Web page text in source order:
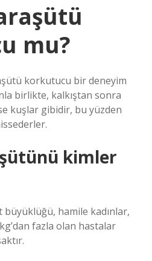
mu?
korkutucu bir deneyim
birlikte, kalkıştan sonra
kuşlar gibidir, bu yüzden
kimler
büyüklüğü, hamile kadınlar,
fazla olan hastalar